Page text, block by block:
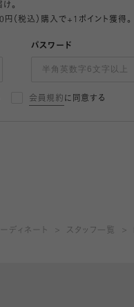
。
（税込）購入で+1ポイント獲得。
パスワード
会員規約 に同意する
ーディネート スタッフ一覧